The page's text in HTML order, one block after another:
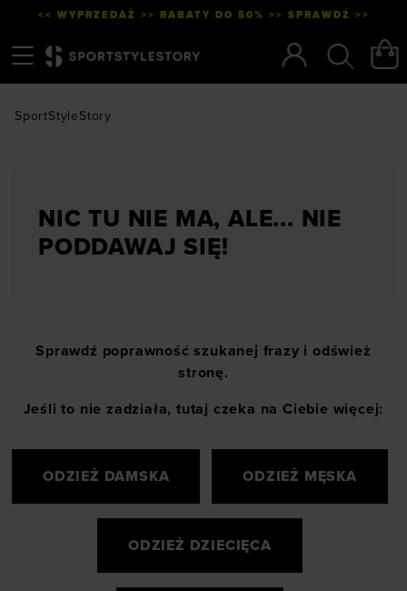
<< WYPRZEDAŻ >> RABATY DO 50% >> SPRAWDŹ >>
SportStyleStory
NIC TU NIE MA, ALE... NIE
PODDAWAJ SIĘ!
Sprawdź poprawność szukanej frazy i odśwież
stronę.
Jeśli to nie zadziała, tutaj czeka na Ciebie więcej:
ODZIEŻ DAMSKA ODZIEŻ MĘSKA
ODZIEŻ DZIECIĘCA